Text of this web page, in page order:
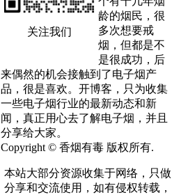
关注我们
龄的烟民，很
多次想要戒
烟，但都是不
是很成功，后
来偶然的机会接触到了电子烟产
品，很是喜欢。开博客，只为收集
一些电子烟行业的最新动态和新
闻，真正用心去了解电子烟，并且
分享给大家。
Copyright © 香烟有毒 版权所有.
本站大部分资源收集于网络，只做
分享和交流使用，如有侵权转载，